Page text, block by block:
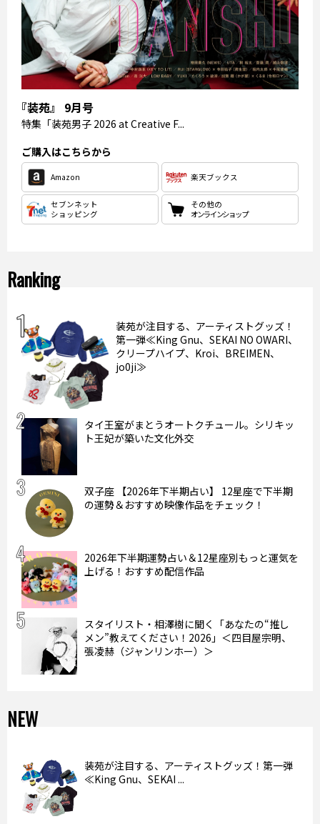
『装苑』 9月号
特集 「装苑男子 2026 at Creative F...
ご購入はこちらから
Amazon 楽天ブックス
セブンネット
ショッピング
その他の
オンラインショップ
Ranking
装苑が注目する、アーティストグッズ！
第一弾≪King Gnu、SEKAI NO OWARI、
クリープハイプ、Kroi、BREIMEN、
jo0ji≫
タイ王室がまとうオートクチュール。シリキッ
ト王妃が築いた文化外交
双子座 【2026年下半期占い】 12星座で下半期
の運勢＆おすすめ映像作品をチェック！
2026年下半期運勢占い＆12星座別もっと運気を
上げる！おすすめ配信作品
スタイリスト・相澤樹に聞く「あなたの“推し
メン”教えてください！2026」＜四目屋宗明、
張凌赫（ジャンリンホー）＞
NEW
装苑が注目する、アーティストグッズ！第一弾
≪King Gnu、SEKAI ...